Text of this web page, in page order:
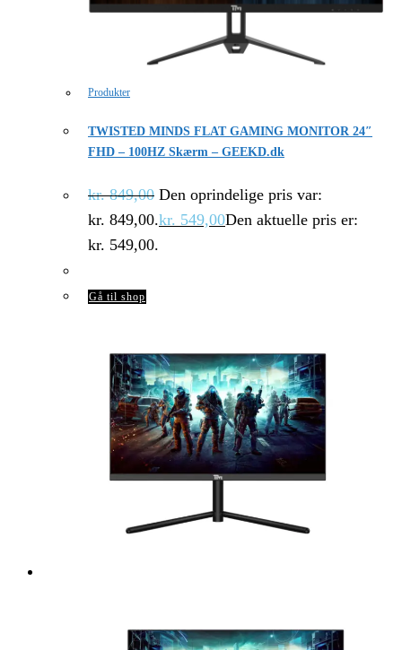
Produkter
TWISTED MINDS FLAT GAMING MONITOR 24″
FHD – 100HZ Skærm – GEEKD.dk
kr.849,00 Den oprindelige pris var:
kr. 849,00.kr. 549,00Den aktuelle pris er:
kr. 549,00.
Gå til shop